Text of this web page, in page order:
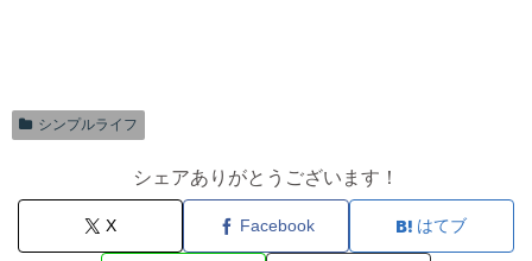
シンプルライフ
シェアありがとうございます！
X Facebook はてブ